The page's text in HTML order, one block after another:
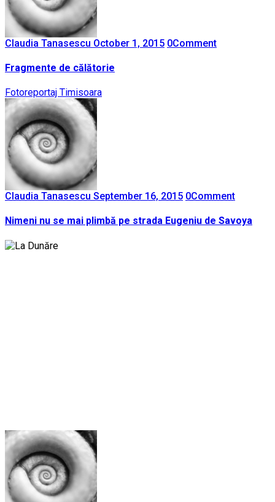
Claudia Tanasescu October 1, 2015 0Comment
Fragmente de călătorie
Fotoreportaj Timisoara
Claudia Tanasescu September 16, 2015 0Comment
Nimeni nu se mai plimbă pe strada Eugeniu de Savoya